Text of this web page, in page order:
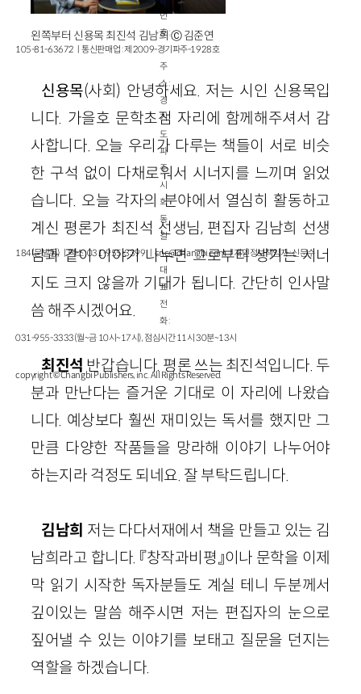
왼쪽부터 신용목 최진석 김남희 Ⓒ 김준연
신용목(사회) 안녕하세요. 저는 시인 신용목입
니다. 가을호 문학초점 자리에 함께해주셔서 감
사합니다. 오늘 우리가 다루는 책들이 서로 비슷
한 구석 없이 다채로워서 시너지를 느끼며 읽었
습니다. 오늘 각자의 분야에서 열심히 활동하고
계신 평론가 최진석 선생님, 편집자 김남희 선생
님과 같이 이야기 나누면 그로부터 생기는 시너
지도 크지 않을까 기대가 됩니다. 간단히 인사말
씀 해주시겠어요.
최진석 반갑습니다. 평론 쓰는 최진석입니다. 두
분과 만난다는 즐거운 기대로 이 자리에 나왔습
니다. 예상보다 훨씬 재미있는 독서를 했지만 그
만큼 다양한 작품들을 망라해 이야기 나누어야
하는지라 걱정도 되네요. 잘 부탁드립니다.
김남희 저는 다다서재에서 책을 만들고 있는 김
남희라고 합니다. 『창작과비평』이나 문학을 이제
막 읽기 시작한 독자분들도 계실 테니 두분께서
깊이있는 말씀 해주시면 저는 편집자의 눈으로
짚어낼 수 있는 이야기를 보태고 질문을 던지는
역할을 하겠습니다.
번
호 :
105-81-63672ㅣ통신판매업 : 제 2009-경기파주-1928호
주
소 :
경
기
도
파
주
시
회
동
길
184(문발동)ㅣ팩스 : 031-955-3399 ㅣ cnc@changbi.comㅣ개인정보책임자 : 신문수
대
표
전
화 :
031-955-3333(월~금 10시~17시), 점심시간 11시 30분~13시
copyright © Changbi Publishers, inc. All Rights Reserved.